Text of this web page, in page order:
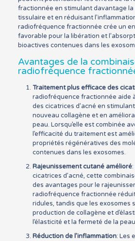
fractionnée en stimulant davantage
tissulaire et en réduisant
radiofréquence fractionnée crée un
favorable pour la libération et
bioactives contenues dans les
Avantages de la
radiofréquence
Traitement plus efficace des
radiofréquence fractionnée aide
des cicatrices d’acné en
nouveau collagène et en
peau. Lorsqu’elle est combinée
l’efficacité du traitement est
propriétés régénératives des
contenues dans les exosomes.
Rajeunissement cutané amélioré:
cicatrices d’acné, cette
des avantages pour le
radiofréquence fractionnée
ridules, tandis que les exosomes
production de collagène et
l’élasticité et la fermeté de la
Réduction de l’inflammation: Les